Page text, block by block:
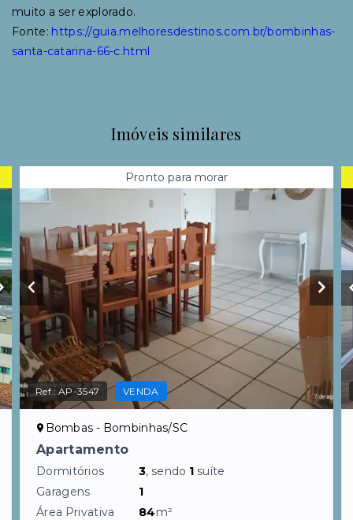
muito a ser explorado.
Fonte: https://guia.melhoresdestinos.com.br/bombinhas-
santa-catarina-66-c.html
Imóveis similares
Pronto para morar
Ref.:AP-3547 VENDA
Bombas - Bombinhas/SC
Apartamento
Dormitórios 3, sendo 1 suíte
Garagens
1
Área Privativa
84m²